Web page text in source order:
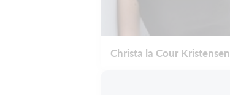
Christa la Cour Kristensen